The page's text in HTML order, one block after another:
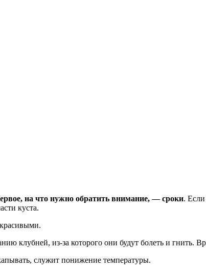
на что нужно обратить внимание, — сроки.
куста.
клубней, из-за которого они будут болеть и гнить.
служит понижение температуры.